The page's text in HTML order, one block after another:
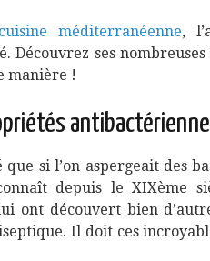
cuisine méditerranéenne,
Découvrez ses nombreuses
manière !
si l’on aspergeait des
depuis le XIXème
ont découvert bien
Il doit ces